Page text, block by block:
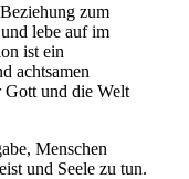
zum
lebe auf im
ist ein
achtsamen
Gott und die Welt
Menschen
und Seele zu tun.